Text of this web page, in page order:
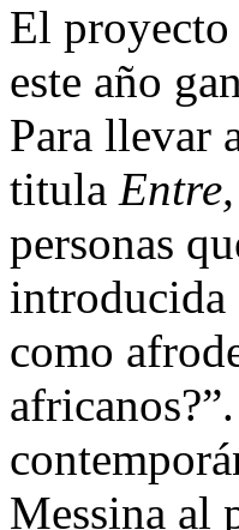
El proyecto
este año
Para llevar
titula Entre,
personas
introducida
como
Messina al